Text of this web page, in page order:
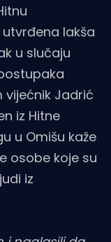
lakša
u slučaju
vijećnik Jadrić
iz Hitne
u Omišu kaže
osobe koje su
iz